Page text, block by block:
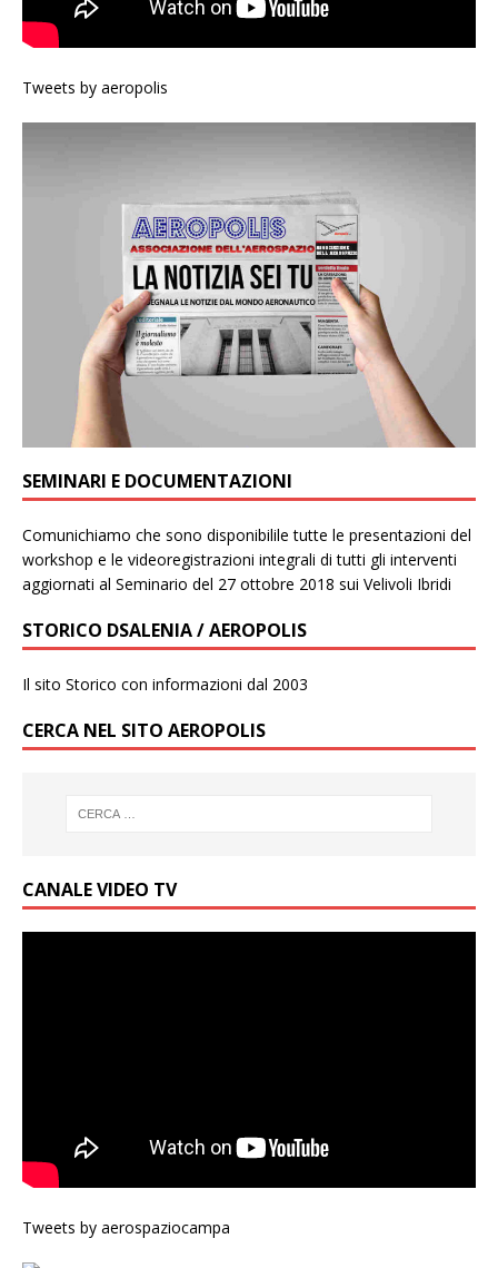
Tweets by aeropolis
SEMINARI E DOCUMENTAZIONI
Comunichiamo che sono disponibilile tutte le presentazioni del
workshop e le videoregistrazioni integrali di tutti gli interventi
aggiornati al Seminario del 27 ottobre 2018 sui Velivoli Ibridi
STORICO DSALENIA / AEROPOLIS
Il sito Storico con informazioni dal 2003
CERCA NEL SITO AEROPOLIS
CANALE VIDEO TV
Tweets by aerospaziocampa